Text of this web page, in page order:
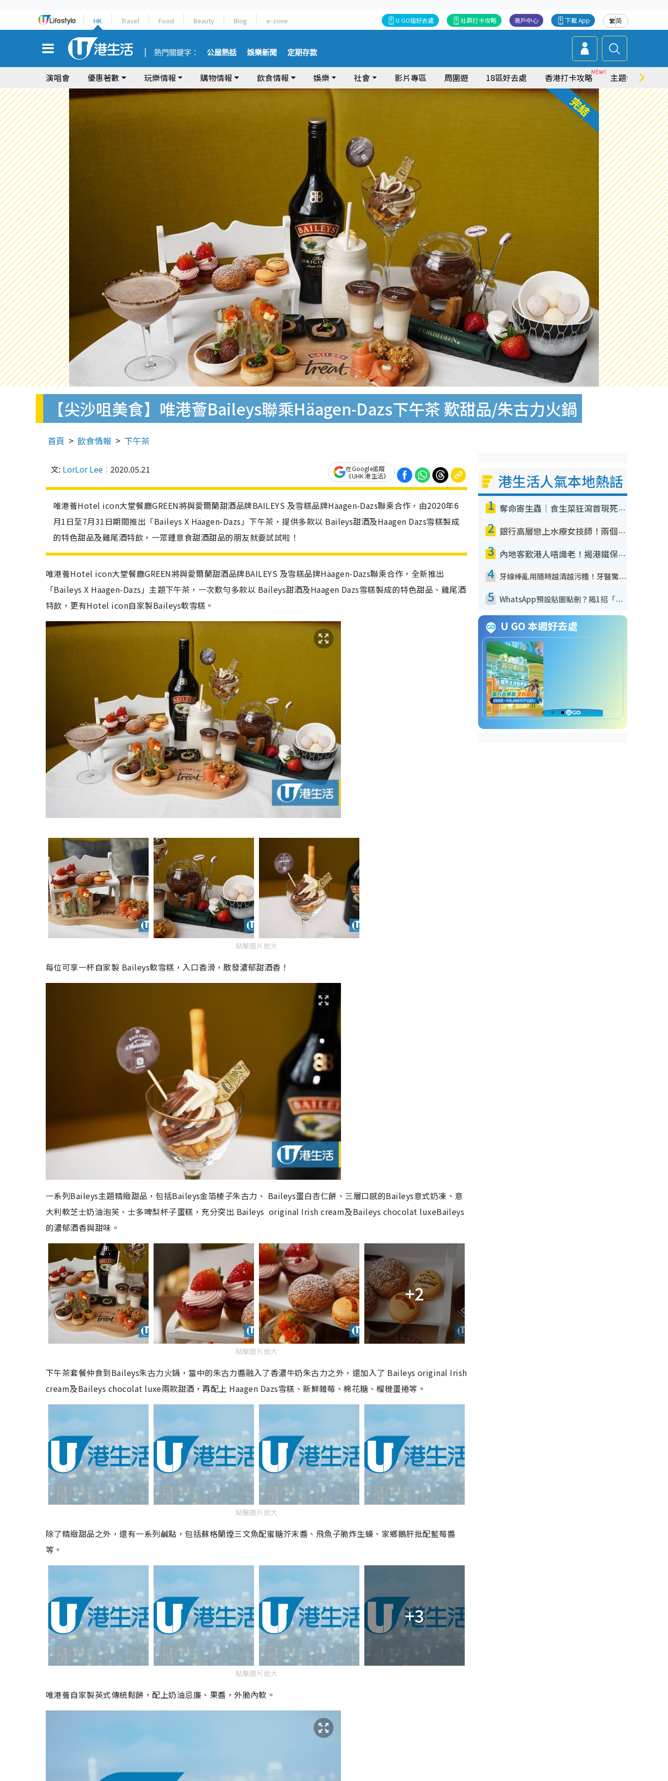
HK Travel Food Beauty Blog e-zone 繁简
下載 App
商戶中心
社群打卡攻略
U GO搵好去處
熱門關鍵字： 公屋熱話 娛樂新聞 定期存款
演唱會 優惠著數 玩樂情報 購物情報 飲食情報 娛樂 社會 影片專區 周圍遊 18區好去處 香港打卡攻略 主題特集
【尖沙咀美食】唯港薈Baileys聯乘Häagen-Dazs下午茶 歎甜品/朱古力火鍋
首頁 飲食情報 下午茶
文: LorLor Lee 2020.05.21
在Google追蹤
《UHK 港生活》
唯港薈Hotel icon大堂餐廳GREEN將與愛爾蘭甜酒品牌BAILEYS 及雪糕品牌Häagen-Dazs聯乘合作，由2020年6
月1日至7月31日期間推出「Baileys X Häagen-Dazs」下午茶，提供多款以 Baileys甜酒及Haagen Dazs雪糕製成
的特色甜品及雞尾酒特飲，一眾鍾意食甜酒甜品的朋友就要試試啦！
唯港薈Hotel icon大堂餐廳GREEN將與愛爾蘭甜酒品牌BAILEYS 及雪糕品牌Häagen-Dazs聯乘合作，全新推出
「Baileys X Häagen-Dazs」主題下午茶，一次歎勻多款以 Baileys甜酒及Haagen Dazs雪糕製成的特色甜品、雞尾酒
特飲，更有Hotel icon自家製Baileys軟雪糕。
點擊圖片放大
每位可享一杯自家製 Baileys軟雪糕，入口香滑，散發濃郁甜酒香！
一系列Baileys主題精緻甜品，包括Baileys金箔榛子朱古力、 Baileys蛋白杏仁餅、三層口感的Baileys意式奶凍、意
大利軟芝士奶油泡芙、士多啤梨杯子蛋糕， 充分突出 Baileys original Irish cream及Baileys chocolat luxeBaileys
的濃郁酒香與甜味。
+2
點擊圖片放大
下午茶套餐仲食到Baileys朱古力火鍋，當中的朱古力醬融入了香濃牛奶朱古力之外，還加入了 Baileys original Irish
cream及Baileys chocolat luxe兩款甜酒，再配上 Haagen Dazs雪糕、新鮮雜莓、棉花糖、榴槤蛋捲等。
點擊圖片放大
除了精緻甜品之外，還有一系列鹹點，包括蘇格蘭煙三文魚配蜜糖芥末醬、飛魚子脆炸生蠔、家鄉鵝肝批配藍莓醬
等。
+3
點擊圖片放大
唯港薈自家製英式傳統鬆餅，配上奶油忌廉、果醬，外脆內軟。
港生活人氣本地熱話
1 奪命寄生蟲｜食生菜狂瀉首現死者！疫潮惡化錄1.8萬宗病例 揭洗菜3大謬誤
2 銀行高層戀上水療女技師！兩個月借128萬驚覺「沉船」沉落火海 揭背後疑似邪教操控賣淫
3 內地客歎港人唔識老！揭港鐵保鮮級冷氣 港人求放過：咪投訴
4 牙線棒亂用隨時越清越污糟！牙醫驚揭盲目過戶細菌恐致蛀牙：呢種先係日常真保養
5 WhatsApp預設貼圖點刪？揭1招「反向操作」還原簡潔介面 附3步實測教學
U GO 本週好去處